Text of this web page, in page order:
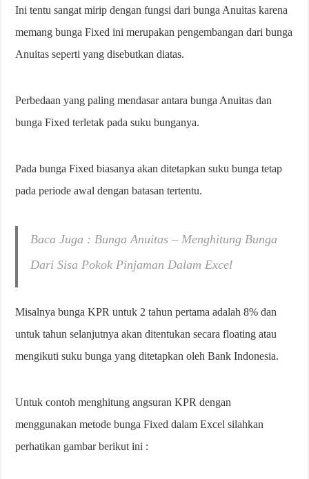
Ini tentu sangat mirip dengan fungsi dari bunga Anuitas karena
memang bunga Fixed ini merupakan pengembangan dari bunga
Anuitas seperti yang disebutkan diatas.
Perbedaan yang paling mendasar antara bunga Anuitas dan
bunga Fixed terletak pada suku bunganya.
Pada bunga Fixed biasanya akan ditetapkan suku bunga tetap
pada periode awal dengan batasan tertentu.
Baca Juga : Bunga Anuitas – Menghitung Bunga
Dari Sisa Pokok Pinjaman Dalam Excel
Misalnya bunga KPR untuk 2 tahun pertama adalah 8% dan
untuk tahun selanjutnya akan ditentukan secara floating atau
mengikuti suku bunga yang ditetapkan oleh Bank Indonesia.
Untuk contoh menghitung angsuran KPR dengan
menggunakan metode bunga Fixed dalam Excel silahkan
perhatikan gambar berikut ini :